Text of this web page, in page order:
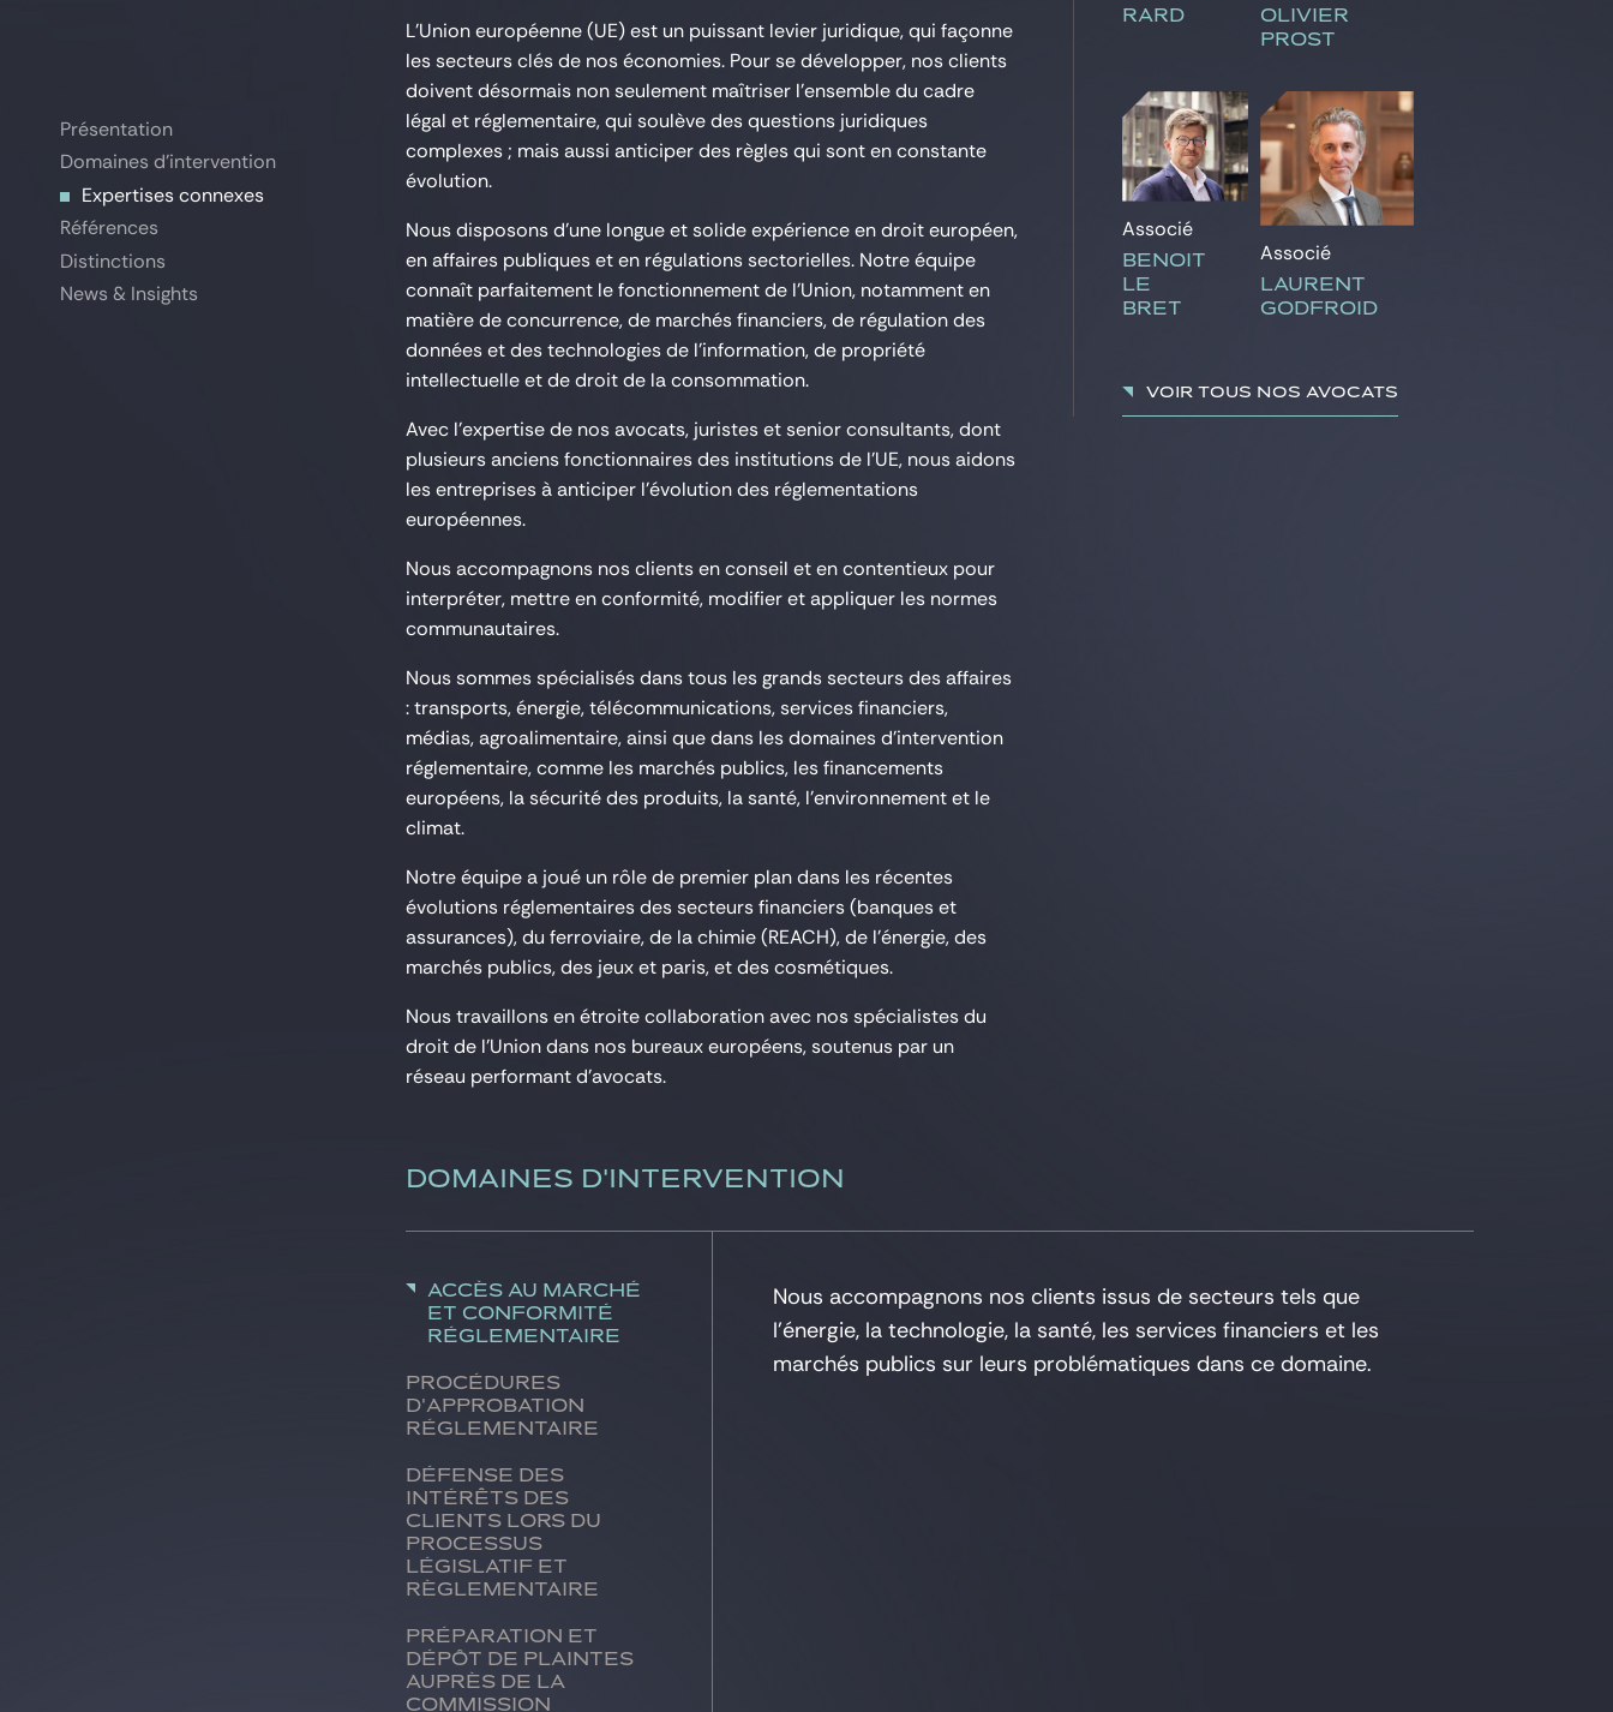
Présentation
Domaines d'intervention
Expertises connexes
Références
Distinctions
News & Insights
Présentation
Domaines d'intervention
Expertises connexes
Références
Distinctions
News & Insights
L’Union européenne (UE) est un puissant levier juridique, qui façonne
les secteurs clés de nos économies. Pour se développer, nos clients
doivent désormais non seulement maîtriser l’ensemble du cadre
légal et réglementaire, qui soulève des questions juridiques
complexes ; mais aussi anticiper des règles qui sont en constante
évolution.
Nous disposons d’une longue et solide expérience en droit européen,
en affaires publiques et en régulations sectorielles. Notre équipe
connaît parfaitement le fonctionnement de l’Union, notamment en
matière de concurrence, de marchés financiers, de régulation des
données et des technologies de l’information, de propriété
intellectuelle et de droit de la consommation.
Avec l’expertise de nos avocats, juristes et senior consultants, dont
plusieurs anciens fonctionnaires des institutions de l’UE, nous aidons
les entreprises à anticiper l’évolution des réglementations
européennes.
Nous accompagnons nos clients en conseil et en contentieux pour
interpréter, mettre en conformité, modifier et appliquer les normes
communautaires.
Nous sommes spécialisés dans tous les grands secteurs des affaires
: transports, énergie, télécommunications, services financiers,
médias, agroalimentaire, ainsi que dans les domaines d’intervention
réglementaire, comme les marchés publics, les financements
européens, la sécurité des produits, la santé, l’environnement et le
climat.
Notre équipe a joué un rôle de premier plan dans les récentes
évolutions réglementaires des secteurs financiers (banques et
assurances), du ferroviaire, de la chimie (REACH), de l’énergie, des
marchés publics, des jeux et paris, et des cosmétiques.
Nous travaillons en étroite collaboration avec nos spécialistes du
droit de l’Union dans nos bureaux européens, soutenus par un
réseau performant d’avocats.
RARD
OLIVIER
PROST
Associé
BENOIT
LE
BRET
Associé
LAURENT
GODFROID
Voir tous nos avocats
DOMAINES D'INTERVENTION
Accès au marché
et conformité
réglementaire
Nous accompagnons nos clients issus de secteurs tels que
l’énergie, la technologie, la santé, les services financiers et les
marchés publics sur leurs problématiques dans ce domaine.
Procédures
d'approbation
réglementaire
Défense des
intérêts des
clients lors du
processus
législatif et
règlementaire
Préparation et
dépôt de plaintes
auprès de la
Commission